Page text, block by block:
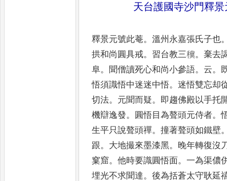
天台護國寺沙門釋景
釋景元號此菴。溫州永嘉張氏子也
拱和尚圓具戒。 習台教三䆊。棄去
阜。 聞僧讀死心和尚小參語。 云。
悟須識悟中迷迷中悟。迷悟雙忘却
切法。 元聞而疑。
即趨佛殿以手托
機辯逸發。 圓悟目為聱頭元侍者。
生平只說聱頭禪。撞著聱頭如鐵壁
跟。 大地撮來墨漆黑。 晚年轉復沒
窠窟。他時要識圓悟面。一為渠儂
埋光不求聞達。後為括蒼太守耿延